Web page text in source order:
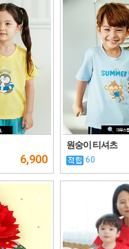
6,900
원숭이 티셔츠
60